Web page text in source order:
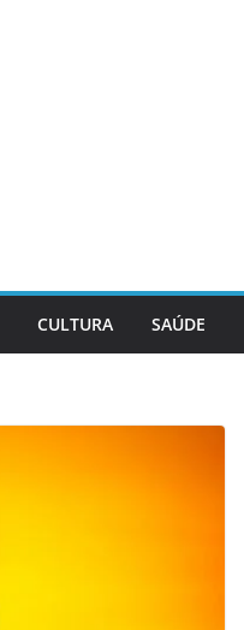
CULTURA SAÚDE